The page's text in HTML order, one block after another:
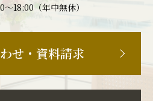
18:00（年中無休）
せ・資料請求